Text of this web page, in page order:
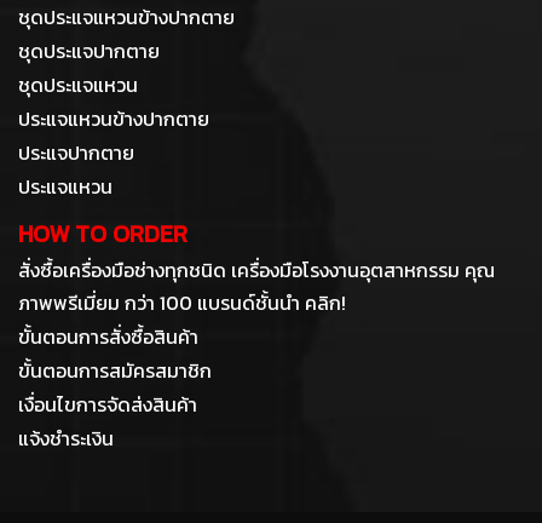
ชุดประแจแหวนข้างปากตาย
ชุดประแจปากตาย
ชุดประแจแหวน
ประแจแหวนข้างปากตาย
ประแจปากตาย
ประแจแหวน
HOW TO ORDER
สั่งซื้อเครื่องมือช่างทุกชนิด เครื่องมือโรงงานอุตสาหกรรม คุณ
ภาพพรีเมี่ยม กว่า 100 แบรนด์ชั้นนำ คลิก!
ขั้นตอนการสั่งซื้อสินค้า
ขั้นตอนการสมัครสมาชิก
เงื่อนไขการจัดส่งสินค้า
แจ้งชำระเงิน